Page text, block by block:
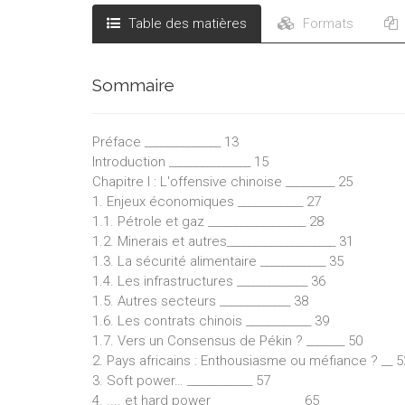
Table des matières Formats
Sommaire
Préface ______________ 13
Introduction _______________ 15
Chapitre I : L'offensive chinoise _________ 25
1. Enjeux économiques ____________ 27
1.1. Pétrole et gaz __________________ 28
1.2. Minerais et autres____________________ 31
1.3. La sécurité alimentaire ____________ 35
1.4. Les infrastructures _____________ 36
1.5. Autres secteurs _____________ 38
1.6. Les contrats chinois ____________ 39
1.7. Vers un Consensus de Pékin ? _______ 50
2. Pays africains : Enthousiasme ou méfiance ? __
3. Soft power… ____________ 57
4. .... et hard power ________________ 65